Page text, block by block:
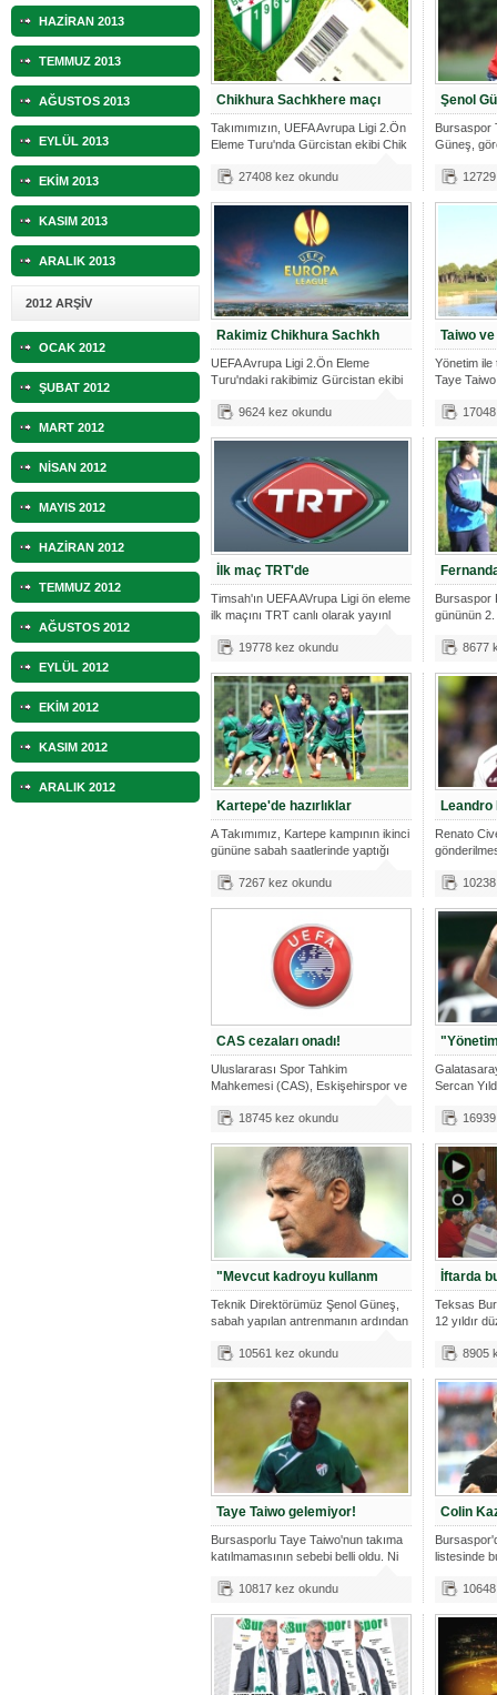
HAZİRAN 2013
TEMMUZ 2013
AĞUSTOS 2013
EYLÜL 2013
EKİM 2013
KASIM 2013
ARALIK 2013
2012 ARŞİV
OCAK 2012
ŞUBAT 2012
MART 2012
NİSAN 2012
MAYIS 2012
HAZİRAN 2012
TEMMUZ 2012
AĞUSTOS 2012
EYLÜL 2012
EKİM 2012
KASIM 2012
ARALIK 2012
Chikhura Sachkhere maçı
Takımımızın, UEFA Avrupa Ligi 2.Ön
Eleme Turu'nda Gürcistan ekibi Chik
27408 kez okundu
Şenol
Bursaspor
Güneş,
Rakimiz Chikhura Sachkh
UEFA Avrupa Ligi 2.Ön Eleme
Turu'ndaki rakibimiz Gürcistan ekibi
9624 kez okundu
Taiwo
Yönetim
Taye
İlk maç TRT'de
Timsah'ın UEFA AVrupa Ligi ön eleme
ilk maçını TRT canlı olarak yayınl
19778 kez okundu
Bursaspor
gününün 2.
8677
Kartepe'de hazırlıklar
A Takımımız, Kartepe kampının ikinci
gününe sabah saatlerinde yaptığı
7267 kez okundu
Leandro
Renato
CAS cezaları onadı!
Uluslararası Spor Tahkim
Mahkemesi (CAS), Eskişehirspor ve
18745 kez okundu
Sercan
"Mevcut kadroyu kullanm
Teknik Direktörümüz Şenol Güneş,
sabah yapılan antrenmanın ardından
10561 kez okundu
İftarda
Teksas
12 yıldır
8905
Taye Taiwo gelemiyor!
Bursasporlu Taye Taiwo'nun takıma
katılmamasının sebebi belli oldu. Ni
10817 kez okundu
Colin
listesinde